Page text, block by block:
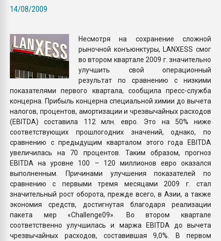
14/08/2009
Несмотря на сохранение сложной
рыночной конъюнктуры, LANXESS смог
во втором квартале 2009 г. значительно
улучшить свой операционный
результат по сравнению с низкими
показателями первого квартала, сообщила пресс-служба
концерна. Прибыль концерна специальной химии до вычета
налогов, процентов, амортизации и чрезвычайных расходов
(EBITDA) составила 112 млн. евро. Это на 50% ниже
соответствующих прошлогодних значений, однако, по
сравнению с предыдущим кварталом этого года EBITDA
увеличилась на 70 процентов. Таким образом, прогноз
EBITDA на уровне 100 – 120 миллионов евро оказался
выполненным. Причинами улучшения показателей по
сравнению с первыми тремя месяцами 2009 г. стал
значительный рост оборота, прежде всего, в Азии, а также
экономия средств, достигнутая благодаря реализации
пакета мер «Challenge09». Во втором квартале
соответственно улучшилась и маржа EBITDA до вычета
чрезвычайных расходов, составившая 9,0%. В первом